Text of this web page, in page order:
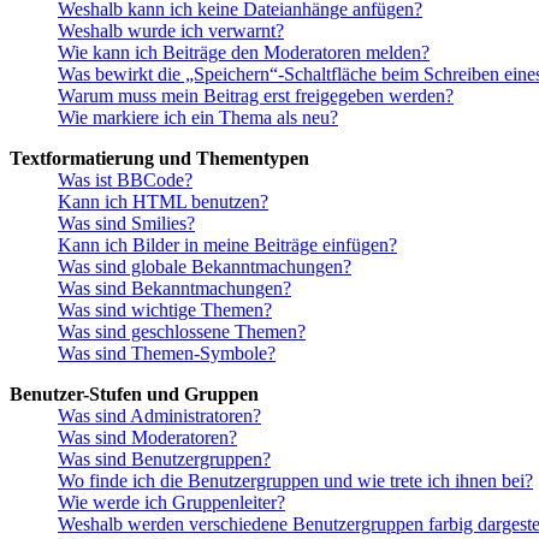
Weshalb kann ich keine Dateianhänge anfügen?
Weshalb wurde ich verwarnt?
Wie kann ich Beiträge den Moderatoren melden?
Was bewirkt die „Speichern“-Schaltfläche beim Schreiben
Warum muss mein Beitrag erst freigegeben werden?
Wie markiere ich ein Thema als neu?
Textformatierung und Thementypen
Was ist BBCode?
Kann ich HTML benutzen?
Was sind Smilies?
Kann ich Bilder in meine Beiträge einfügen?
Was sind globale Bekanntmachungen?
Was sind Bekanntmachungen?
Was sind wichtige Themen?
Was sind geschlossene Themen?
Was sind Themen-Symbole?
Benutzer-Stufen und Gruppen
Was sind Administratoren?
Was sind Moderatoren?
Was sind Benutzergruppen?
Wo finde ich die Benutzergruppen und wie trete ich ihnen bei?
Wie werde ich Gruppenleiter?
Weshalb werden verschiedene Benutzergruppen farbig